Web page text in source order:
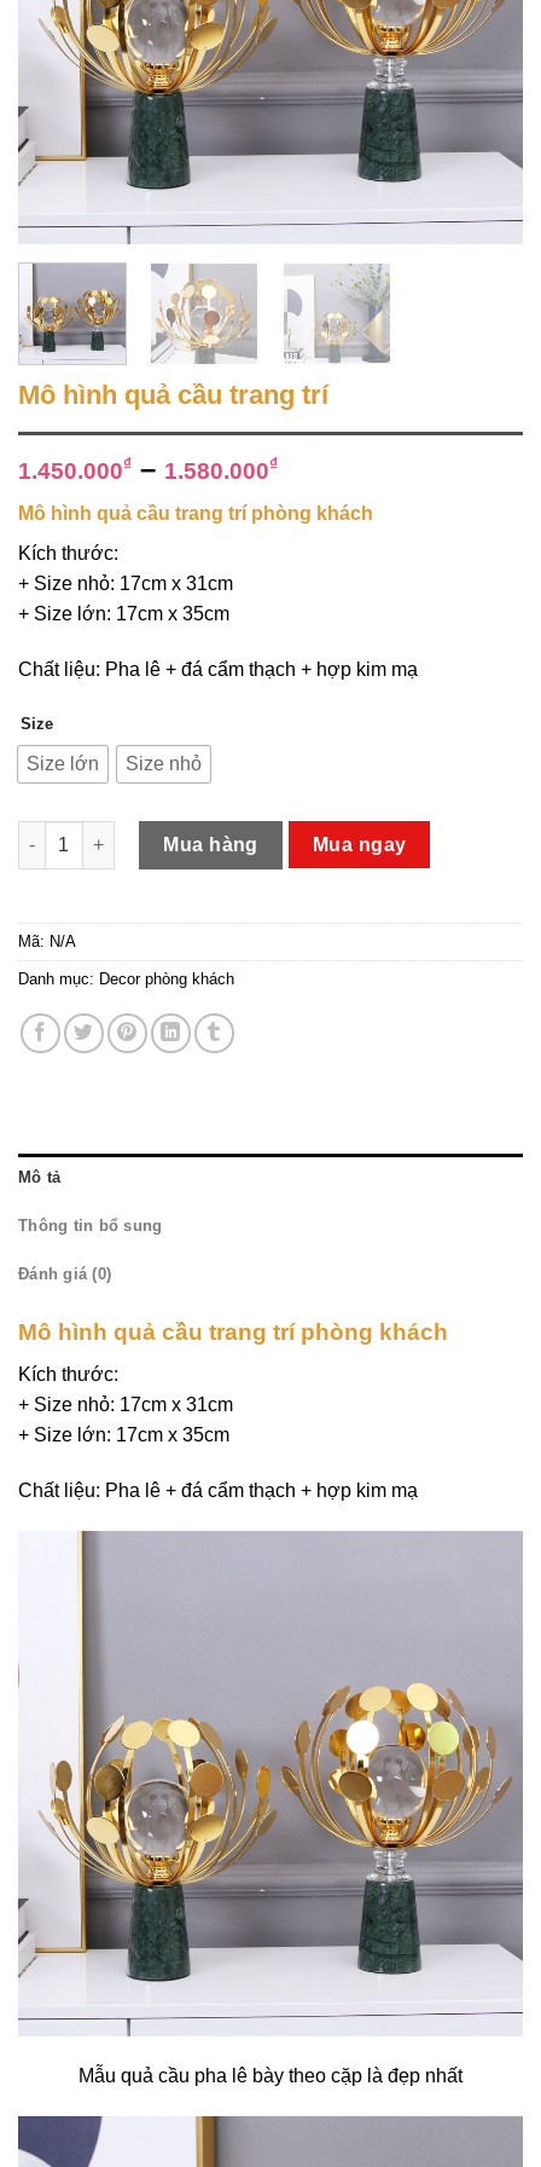
Mô hình quả cầu trang trí
1.450.000₫ – 1.580.000₫
Mô hình quả cầu trang trí phòng khách
Kích thước:
+ Size nhỏ: 17cm x 31cm
+ Size lớn: 17cm x 35cm
Chất liệu: Pha lê + đá cẩm thạch + hợp kim mạ
Size
Size lớn Size nhỏ
Mô hình quả cầu trang trí số lượng
Mua hàng Mua ngay
Mã: N/A
Danh mục: Decor phòng khách
Mô tả
Thông tin bổ sung
Đánh giá (0)
Mô hình quả cầu trang trí phòng khách
Kích thước:
+ Size nhỏ: 17cm x 31cm
+ Size lớn: 17cm x 35cm
Chất liệu: Pha lê + đá cẩm thạch + hợp kim mạ
Mẫu quả cầu pha lê bày theo cặp là đẹp nhất